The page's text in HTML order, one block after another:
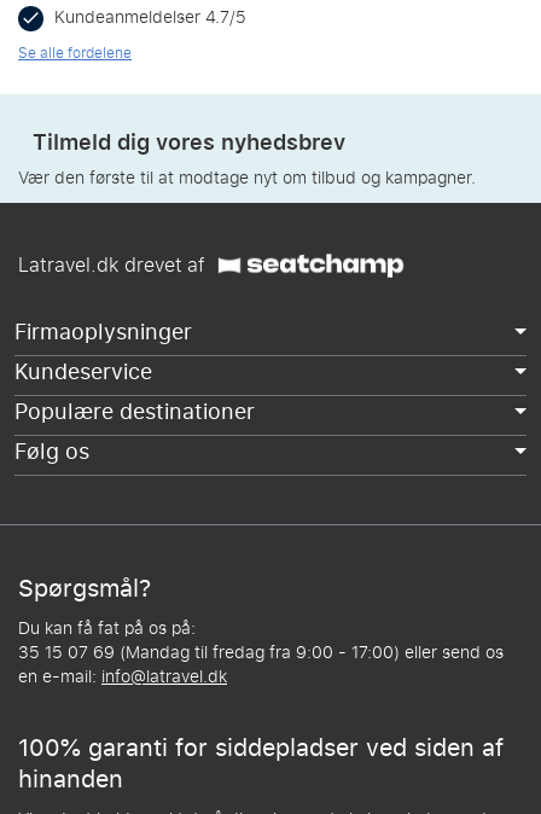
Kundeanmeldelser 4.7/5
Se alle fordelene
Tilmeld dig vores nyhedsbrev
Vær den første til at modtage nyt om tilbud og kampagner.
Latravel.dk drevet af
Firmaoplysninger
Kundeservice
Populære destinationer
Følg os
Spørgsmål?
Du kan få fat på os på:
35 15 07 69 (Mandag til fredag fra 9:00 - 17:00) eller send os
en e-mail: info@latravel.dk
100% garanti for siddepladser ved siden af
hinanden